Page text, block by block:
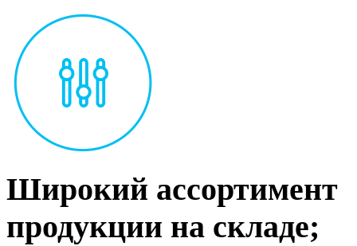
Широкий ассортимент
продукции на складе;